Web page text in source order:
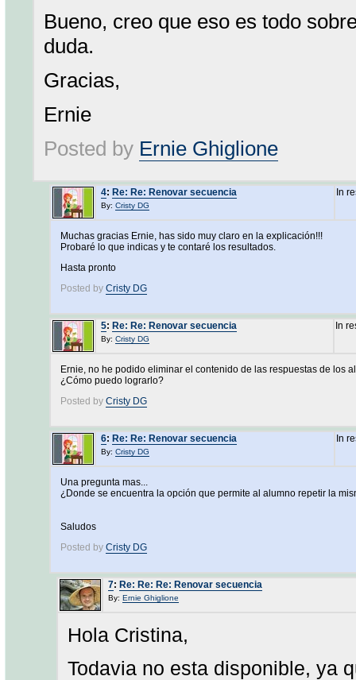
Bueno, creo que eso es todo
duda.
Gracias,
Ernie
Posted by Ernie Ghiglione
4: Re: Re: Renovar secuencia
By: Cristy DG
In
Muchas gracias Ernie, has sido muy claro en la explicación!!!
Probaré lo que indicas y te contaré los resultados.
Hasta pronto
Posted by Cristy DG
5: Re: Re: Renovar secuencia
By: Cristy DG
In
Ernie, no he podido eliminar el contenido de las respuestas de los
¿Cómo puedo lograrlo?
Posted by Cristy DG
6: Re: Re: Renovar secuencia
By: Cristy DG
In
Una pregunta mas...
¿Donde se encuentra la opción que permite al alumno repetir la
Saludos
Posted by Cristy DG
7: Re: Re: Re: Renovar secuencia
By: Ernie Ghiglione
Hola Cristina,
Todavia no esta disponible, ya